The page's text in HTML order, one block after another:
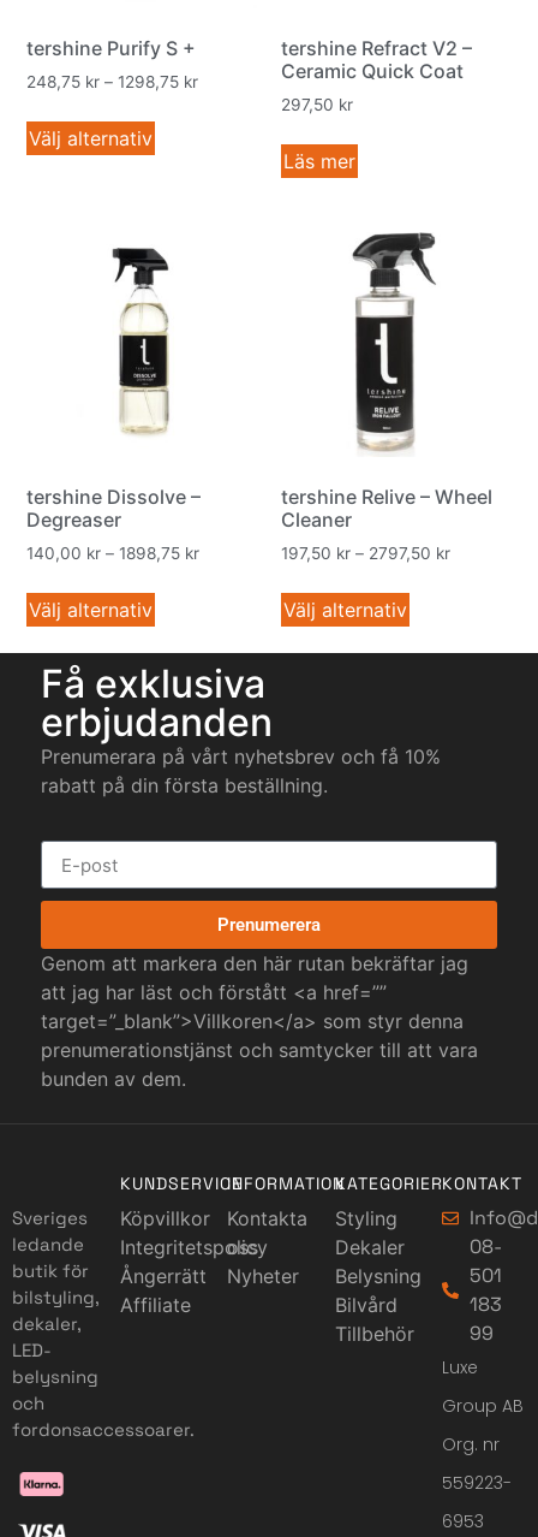
tershine Purify S +
248,75 kr – 1298,75 kr
Välj alternativ
tershine Refract V2 –
Ceramic Quick Coat
297,50 kr
Läs mer
tershine Dissolve –
Degreaser
140,00 kr – 1898,75 kr
Välj alternativ
tershine Relive – Wheel
Cleaner
197,50 kr – 2797,50 kr
Välj alternativ
Få exklusiva
erbjudanden
Prenumerara på vårt nyhetsbrev och få 10%
rabatt på din första beställning.
Prenumerera
Genom att markera den här rutan bekräftar jag
att jag har läst och förstått <a href=””
target=”_blank”>Villkoren</a> som styr denna
prenumerationstjänst och samtycker till att vara
bunden av dem.
Sveriges
ledande
butik för
bilstyling,
dekaler,
LED-
belysning
och
fordonsaccessoarer.
KUNDSERVICE
Köpvillkor
Integritetspolicy
Ångerrätt
Affiliate
INFORMATION
Kontakta
oss
Nyheter
KATEGORIER
Styling
Dekaler
Belysning
Bilvård
Tillbehör
KONTAKT
08-
501
183
99
Luxe
Group AB
Org. nr
559223-
6953